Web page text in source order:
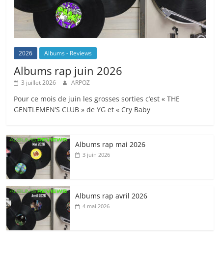
2026 Albums - Reviews
Albums rap juin 2026
3 juillet 2026 ARPOZ
Pour ce mois de juin les grosses sorties c’est « THE
GENTLEMEN’S CLUB » de YG et « Cry Baby
Albums rap mai 2026
3 juin 2026
Albums rap avril 2026
4 mai 2026